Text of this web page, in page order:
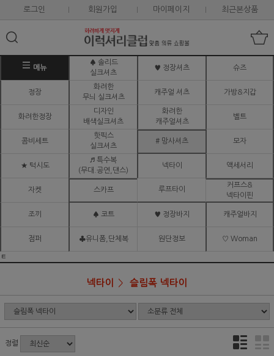
로그인 회원가입 마이페이지 최근본상품
메뉴
♠ 솔리드
실크셔츠
♥ 정장셔츠 슈즈
정장
화려한
무늬 실크셔츠
캐주얼 셔츠 가방&지갑
화려한정장
디자인
배색실크셔츠
화려한
캐주얼셔츠
벨트
콤비세트
핫픽스
실크셔츠
# 망사셔츠 모자
★ 턱시도
♬ 특수복
(무대.공연,댄스)
넥타이 액세서리
자켓 스카프 루프타이
커프스&
넥타이핀
조끼 ♠ 코트 ♥ 정장바지 캐주얼바지
점퍼 ♣유니폼,단체복 원단정보 ♡ Woman
ㅌ
넥타이 슬림폭 넥타이
정렬